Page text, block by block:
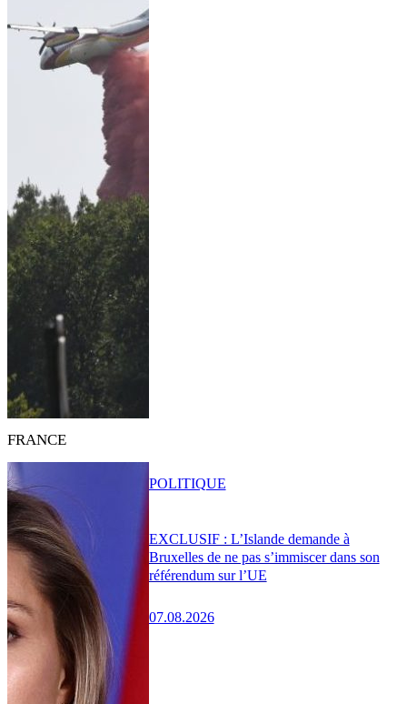
FRANCE
EXCLUSIF : L’Islande demande à
Bruxelles de ne pas s’immiscer dans son
référendum sur l’UE
07.08.2026
POLITIQUE